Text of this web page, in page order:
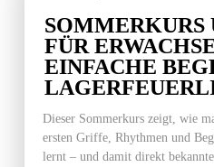
FÜR
EINFACHE
Dieser Sommerkurs zeigt, wie
ersten Griffe, Rhythmen und
lernt – und damit direkt